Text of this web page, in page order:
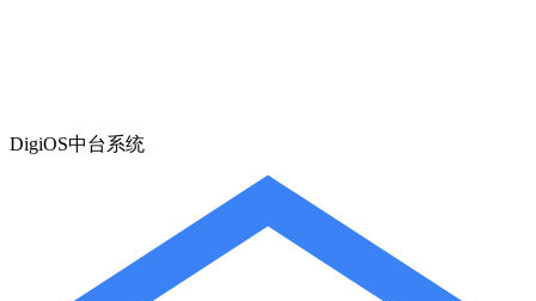
DigiOS中台系统